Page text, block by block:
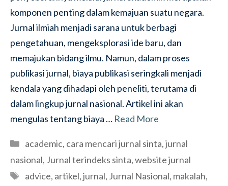
komponen penting dalam kemajuan suatu negara.
Jurnal ilmiah menjadi sarana untuk berbagi
pengetahuan, mengeksplorasi ide baru, dan
memajukan bidang ilmu. Namun, dalam proses
publikasi jurnal, biaya publikasi seringkali menjadi
kendala yang dihadapi oleh peneliti, terutama di
dalam lingkup jurnal nasional. Artikel ini akan
mengulas tentang biaya … Read More
Categories
academic, cara mencari jurnal sinta,jurnal
nasional, Jurnal terindeks sinta,website jurnal
Tags
advice, artikel,jurnal, Jurnal Nasional, makalah,